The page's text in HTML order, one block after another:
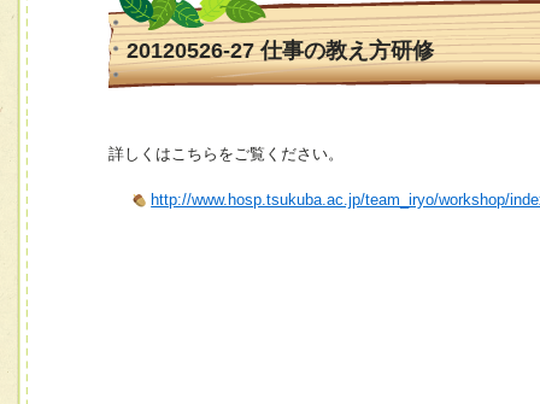
20120526-27 仕事の教え方研修
詳しくはこちらをご覧ください。
http://www.hosp.tsukuba.ac.jp/team_iryo/workshop/